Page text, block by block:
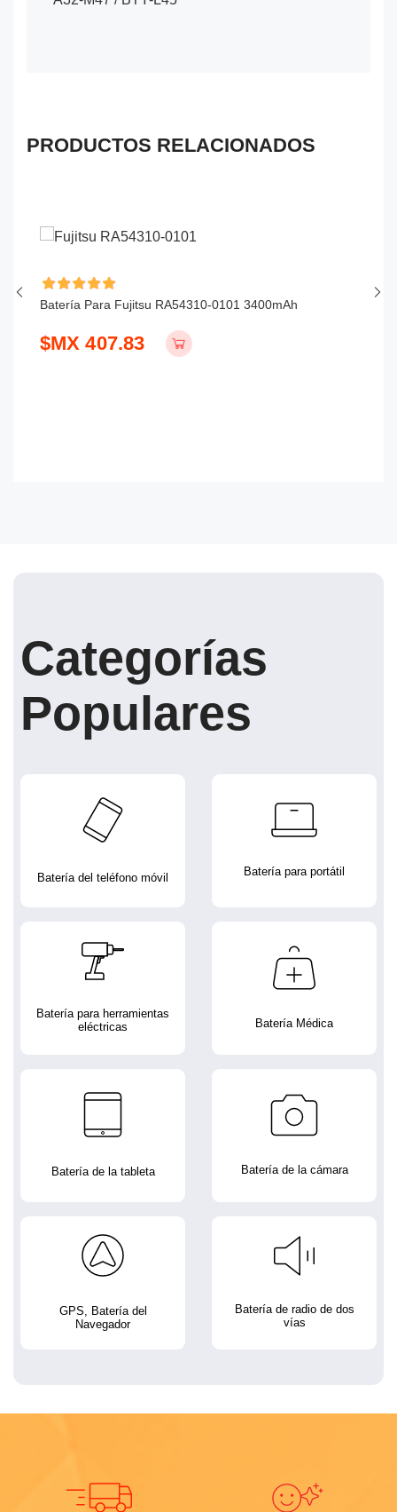
PRODUCTOS RELACIONADOS
Batería Para Fujitsu RA54310-0101 3400mAh
$MX 407.83
Categorías
Populares
Batería del teléfono móvil Batería para portátil
Batería para herramientas
eléctricas
Batería Médica
Batería de la tableta Batería de la cámara
GPS, Batería del
Navegador
Batería de radio de dos
vías